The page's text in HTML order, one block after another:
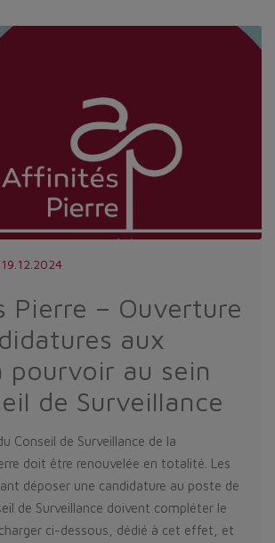
19.12.2024
Pierre – Ouverture
aux
pourvoir au sein
de Surveillance
Conseil de Surveillance de la
doit être renouvelée en totalité. Les
déposer une candidature au poste de
de Surveillance doivent compléter le
ci-dessous, dédié à cet effet, et